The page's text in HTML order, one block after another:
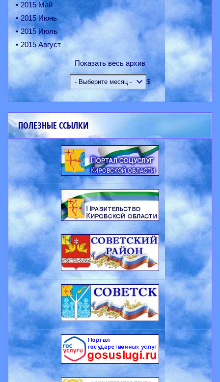
2015 Май
2015 Июнь
2015 Июль
2015 Август
Показать весь архив
$
ПОЛЕЗНЫЕ ССЫЛКИ